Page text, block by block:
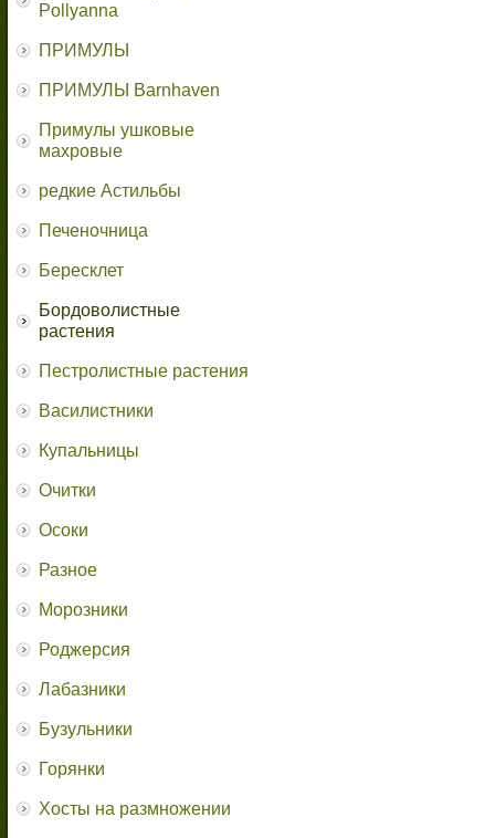
Pollyanna
ПРИМУЛЫ
ПРИМУЛЫ Barnhaven
Примулы ушковые
махровые
редкие Астильбы
Печеночница
Бересклет
Бордоволистные
растения
Пестролистные растения
Василистники
Купальницы
Очитки
Осоки
Разное
Морозники
Роджерсия
Лабазники
Бузульники
Горянки
Хосты на размножении